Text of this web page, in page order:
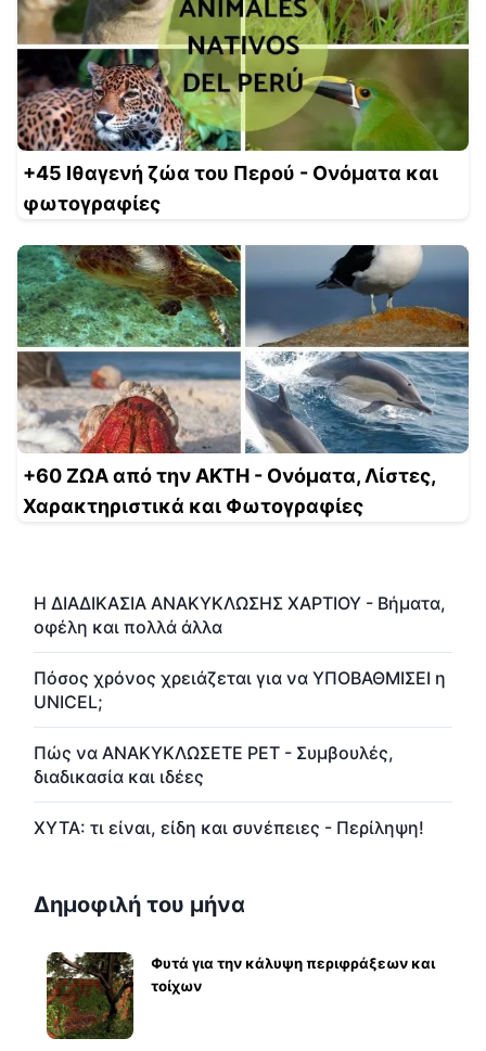
+45 Ιθαγενή ζώα του Περού - Ονόματα και
φωτογραφίες
+60 ΖΩΑ από την ΑΚΤΗ - Ονόματα, Λίστες,
Χαρακτηριστικά και Φωτογραφίες
Η ΔΙΑΔΙΚΑΣΙΑ ΑΝΑΚΥΚΛΩΣΗΣ ΧΑΡΤΙΟΥ - Βήματα,
οφέλη και πολλά άλλα
Πόσος χρόνος χρειάζεται για να ΥΠΟΒΑΘΜΙΣΕΙ η
UNICEL;
Πώς να ΑΝΑΚΥΚΛΩΣΕΤΕ PET - Συμβουλές,
διαδικασία και ιδέες
ΧΥΤΑ: τι είναι, είδη και συνέπειες - Περίληψη!
Δημοφιλή του μήνα
Φυτά για την κάλυψη περιφράξεων και
τοίχων